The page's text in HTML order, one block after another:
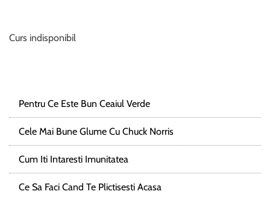
Curs indisponibil
Pentru Ce Este Bun Ceaiul Verde
Cele Mai Bune Glume Cu Chuck Norris
Cum Iti Intaresti Imunitatea
Ce Sa Faci Cand Te Plictisesti Acasa